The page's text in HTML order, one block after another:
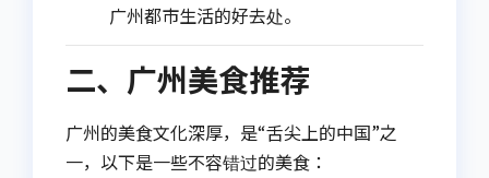
广州都市生活的好去处。
二、广州美食推荐
广州的美食文化深厚，是“舌尖上的中国”之
一，以下是一些不容错过的美食：